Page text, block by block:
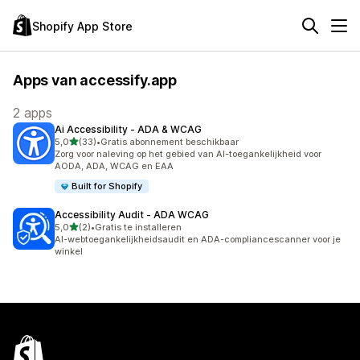
Shopify App Store
Apps van accessify.app
2 apps
Ai Accessibility ‑ ADA & WCAG
5,0van 5 sterren
(33)
33 recensies in totaal
•Gratis abonnement beschikbaar
Zorg voor naleving op het gebied van AI-toegankelijkheid voor
AODA, ADA, WCAG en EAA
Built for Shopify
Accessibility Audit ‑ ADA WCAG
5,0van 5 sterren
(2)
2 recensies in totaal
•Gratis te installeren
AI-webtoegankelijkheidsaudit en ADA-compliancescanner voor je
winkel